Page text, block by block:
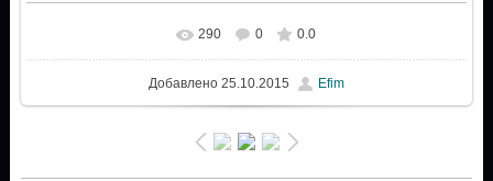
290 0 0.0
Добавлено25.10.2015 Efim